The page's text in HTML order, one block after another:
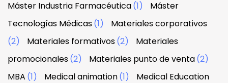
Máster Industria Farmacéutica(1)
Máster
Tecnologías Médicas(1)
Materiales corporativos
(2)
Materiales formativos(2)
Materiales
promocionales(2) Materiales punto de venta(2)
MBA (1) Medical animation(1)
Medical Education